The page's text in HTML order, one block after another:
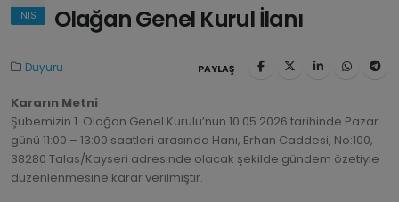
NIS
Olağan Genel Kurul İlanı
Duyuru PAYLAŞ
Kararın Metni
Şubemizin 1. Olağan Genel Kurulu’nun 10.05.2026 tarihinde Pazar
günü 11:00 – 13:00 saatleri arasında Hanı, Erhan Caddesi, No:100,
38280 Talas/Kayseri adresinde olacak şekilde gündem özetiyle
düzenlenmesine karar verilmiştir.